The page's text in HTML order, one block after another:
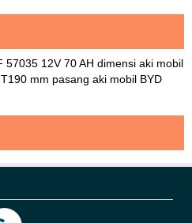
57035 12V 70 AH dimensi aki mobil
mm pasang aki mobil BYD